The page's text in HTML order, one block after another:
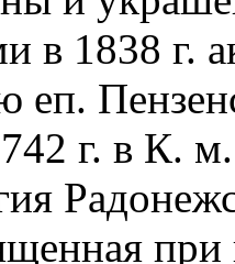
в 1838 г.
еп.
г. в К.
при